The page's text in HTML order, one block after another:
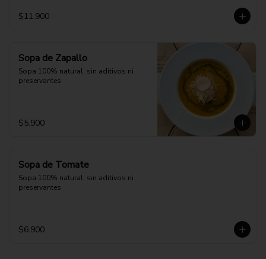
$11.900
Sopa de Zapallo
Sopa 100% natural, sin aditivos ni
preservantes
$5.900
Sopa de Tomate
Sopa 100% natural, sin aditivos ni
preservantes
$6.900